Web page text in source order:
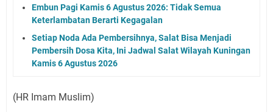
Embun Pagi Kamis 6 Agustus 2026: Tidak Semua
Keterlambatan Berarti Kegagalan
Setiap Noda Ada Pembersihnya, Salat Bisa Menjadi
Pembersih Dosa Kita, Ini Jadwal Salat Wilayah Kuningan
Kamis 6 Agustus 2026
(HR Imam Muslim)